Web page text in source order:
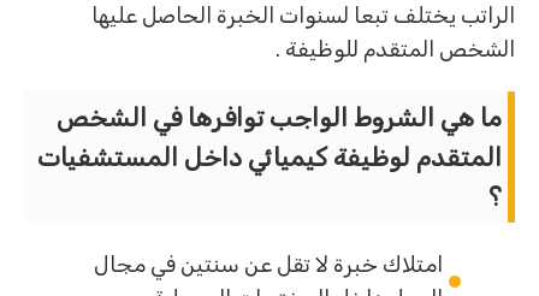
الراتب يختلف تبعا لسنوات الخبرة الحاصل عليها
الشخص المتقدم للوظيفة .
ما هي الشروط الواجب توافرها في الشخص
المتقدم لوظيفة كيميائي داخل المستشفيات
؟
امتلاك خبرة لا تقل عن سنتين في مجال